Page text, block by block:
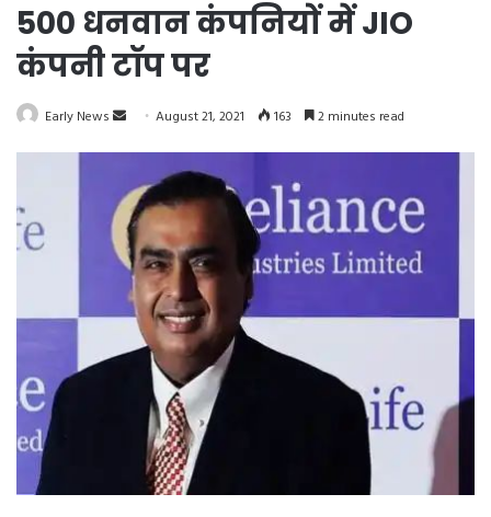
500 धनवान कंपनियों में JIO
कंपनी टॉप पर
Early News
d
a
n
e
m
a
i
August 21, 2021 163 2 minutes read